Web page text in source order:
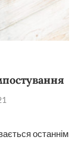
останнім